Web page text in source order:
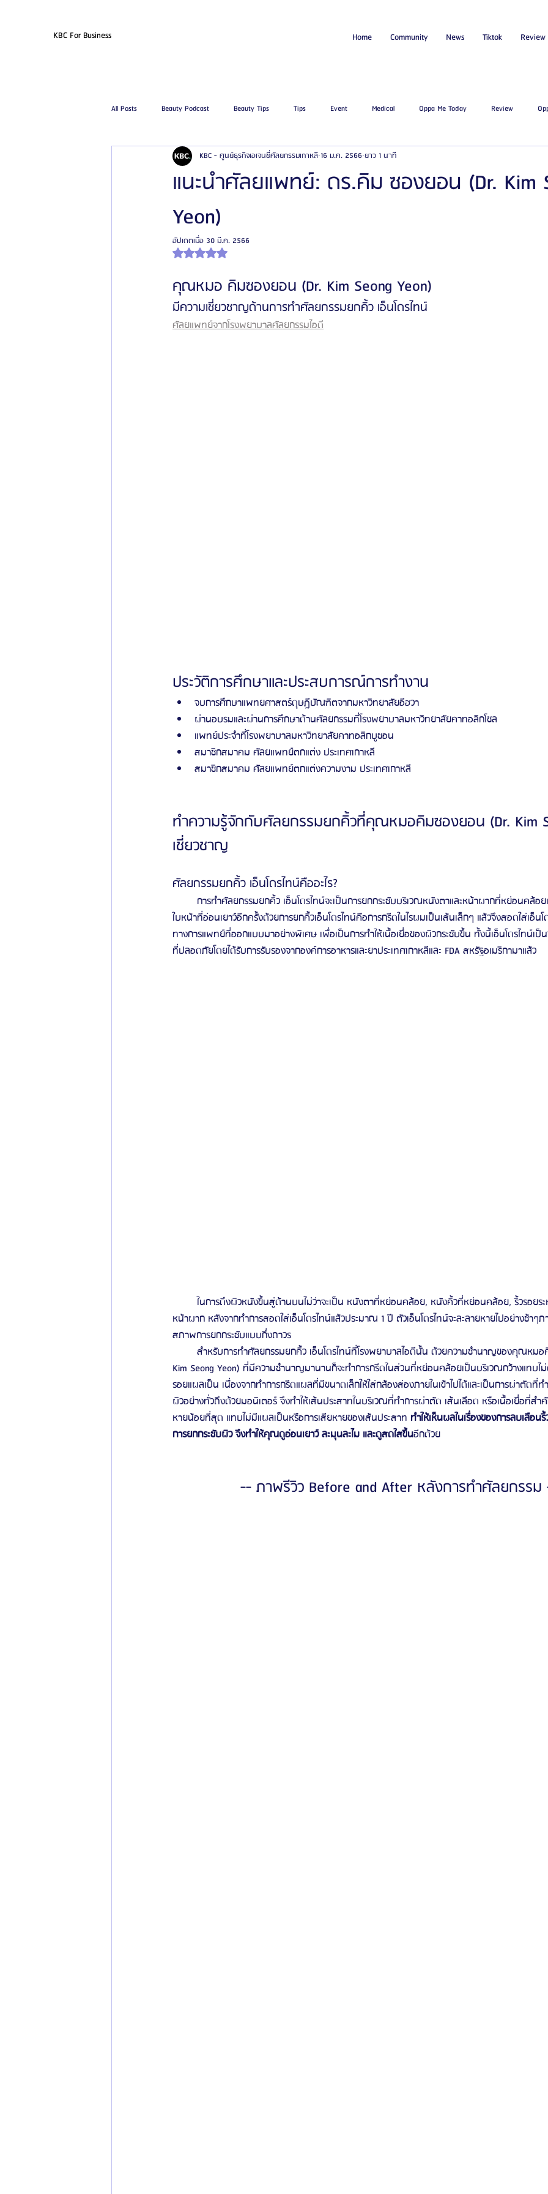
Home Community News Tiktok Review
KBC For Business
All Posts Beauty Podcast Beauty Tips Tips Event Medical Oppa Me Today Review
รีวิวศัลยกรรมฉีดไขมัน รีวิวศัลยกรรมดูดไขมัน โรงพยาบาลศัลยกรรมเอท็อป
โรงพยาบาลศัลยกรรมเฟรช
รีวิวศัลยกรรมผู้ชาย โรงพยาบาลศัลยกรรมมาอิน
ข่าวสารศัลยกรรมเกาหลี รีวิวดูดไขมัน รีวิวดูดไขมันหน้า รีวิวดูดไขมันเหนียง
แนะนำศัลยแพทย์: ดร.คิม ซองยอน (Dr. Kim
Yeon)
KBC - ศูนย์ธุรกิจเอเจนซี่ศัลยกรรมเกาหลี 16 ม.ค. 2566ยาว 1 นาที
อัปเดตเมื่อ 30 มี.ค. 2566
ได้รับ NaN เต็ม 5 ดาว
คุณหมอ คิมซองยอน (Dr. Kim Seong Yeon)
มีความเชี่ยวชาญด้านการทำศัลยกรรมยกคิ้ว เอ็นโดรไทน์
ศัลยแพทย์จากโรงพยาบาลศัลยกรรมไอดี
ประวัติการศึกษาและประสบการณ์การทำงาน
จบการศึกษาแพทยศาสตร์ดุษฎีบัณฑิตจากมหาวิทยาลัยอีฮวา
ผ่านอบรมและผ่านการศึกษาด้านศัลยกรรมที่โรงพยาบาลมหาวิทยาลัยคาทอลิกโซล
แพทย์ประจำที่โรงพยาบาลมหาวิทยาลัยคาทอลิกบูชอน
สมาชิกสมาคม ศัลยแพทย์ตกแต่ง ประเทศเกาหลี
สมาชิกสมาคม ศัลยแพทย์ตกแต่งความงาม ประเทศเกาหลี
ทำความรู้จักกับศัลยกรรมยกคิ้วที่คุณหมอคิมซองยอน (Dr. Kim
เชี่ยวชาญ
ศัลยกรรมยกคิ้ว เอ็นโดรไทน์คืออะไร?
ใบหน้าที่อ่อนเยาว์อีกครั้งด้วยการยกคิ้วเอ็นโดรไทน์คือการกรีดในไรผมเป็นเส้นเล็กๆ แล้วจึงสอดใส่เอ็น
ทางการแพทย์ที่ออกแบบมาอย่างพิเศษ เพื่อเป็นการทำให้เนื้อเยื่อของผิวกระชับขึ้น ทั้งนี้เอ็นโดรไทน์เ
ที่ปลอดภัยโดยได้รับการรับรองจากองค์การอาหารและยาประเทศเกาหลีและ FDA สหรัฐอเมริกามาแล้ว
	ในการดึงผิวหนังขึ้นสู่ด้านบนไม่ว่าจะเป็น หนังตาที่หย่อนคล้อย, หนังคิ้วที่หย่อนคล้อย, ริ้วรอยระหว่างคิ้ว และริ้วรอย
หน้าผาก หลังจากทำการสอดใส่เอ็นโดรไทน์แล้วประมาณ 1 ปี ตัวเอ็นโดรไทน์จะละลายหายไปอย่างช้าๆภ
สภาพการยกกระชับแบบกึ่งถาวร
Kim Seong Yeon) ที่มีความชำนาญมานานก็จะทำการกรีดในส่วนที่หย่อนคล้อยเป็นบริเวณกว้างแทบไ
รอยแผลเป็น เนื่องจากทำการกรีดแผลที่มีขนาดเล็กให้ใส่กล้องส่องภายในเข้าไปได้และเป็นการผ่าตัดที่
ผิวอย่างทั่วถึงด้วยมอนิเตอร์ จึงทำให้เส้นประสาทในบริเวณที่ทำการผ่าตัด เส้นเลือด หรือเนื้อเยื่อที่ส
หายน้อยที่สุด แทบไม่มีแผลเป็นหรือการเสียหายของเส้นประสาท ทำให้เห็นผลในเรื่องของการลบเลือน
การยกกระชับผิว จึงทำให้คุณดูอ่อนเยาว์ ละมุนละไม และดูสดใสขึ้นอีกด้วย
-- ภาพรีวิว Before and After หลังการทำศัลยกรร